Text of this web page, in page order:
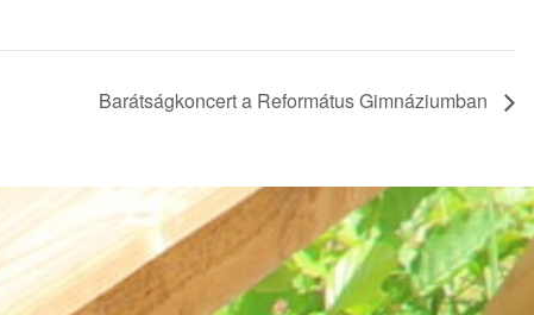
Barátságkoncert a Református Gimnáziumban